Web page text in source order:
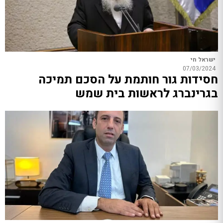
ישראל חי
07/03/2024
חסידות גור חותמת על הסכם תמיכה
בגרינברג לראשות בית שמש